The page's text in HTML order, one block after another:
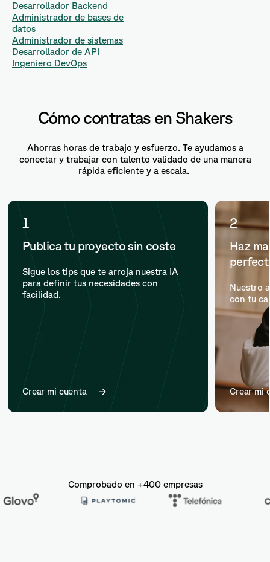
Desarrollador Backend
Administrador de bases de
datos
Administrador de sistemas
Desarrollador de API
Ingeniero DevOps
Cómo contratas en Shakers
Ahorras horas de trabajo y esfuerzo. Te ayudamos a
conectar y trabajar con talento validado de una manera
rápida eficiente y a escala.
1
Publica tu proyecto sin coste
Sigue los tips que te arroja nuestra IA
para definir tus necesidades con
facilidad.
Crear mi cuenta
2
Haz
Nuestro
con tu
Crear mi
Comprobado en +400 empresas